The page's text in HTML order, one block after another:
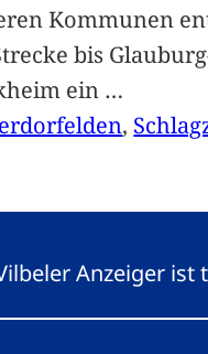
Kommunen
bis
ein …
,
Anzeiger ist